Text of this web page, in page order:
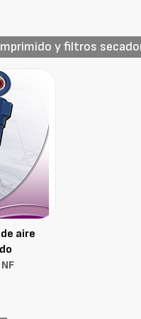
y filtros
aire